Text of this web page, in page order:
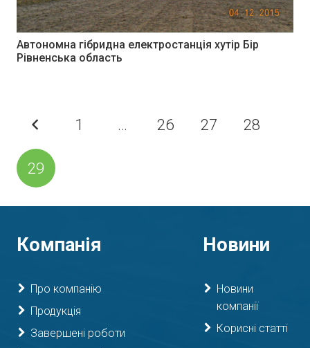
Автономна гібридна електростанція хутір Бір
Рівненська область
1 … 26 27 28
29
Компанія
Про компанію
Продукція
Завершені роботи
Новини
Новини
компанії
Корисні статті